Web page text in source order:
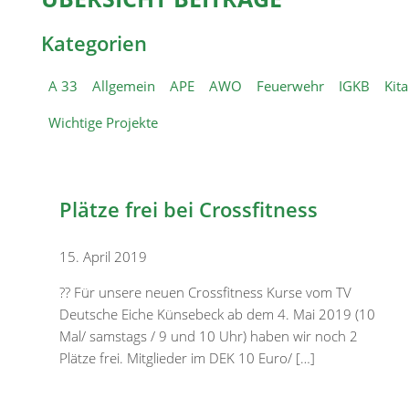
Kategorien
A 33 Allgemein APE AWO Feuerwehr IGKB
Wichtige Projekte
Plätze frei bei Crossfitness
15. April 2019
?? Für unsere neuen Crossfitness Kurse vom TV
Deutsche Eiche Künsebeck ab dem 4. Mai 2019 (10
Mal/ samstags / 9 und 10 Uhr) haben wir noch 2
Plätze frei. Mitglieder im DEK 10 Euro/ […]